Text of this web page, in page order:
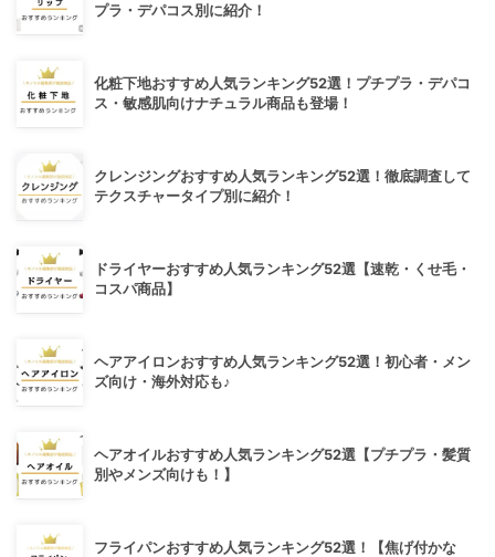
プラ・デパコス別に紹介！
化粧下地おすすめ人気ランキング52選！プチプラ・デパコ
ス・敏感肌向けナチュラル商品も登場！
クレンジングおすすめ人気ランキング52選！徹底調査して
テクスチャータイプ別に紹介！
ドライヤーおすすめ人気ランキング52選【速乾・くせ毛・
コスパ商品】
ヘアアイロンおすすめ人気ランキング52選！初心者・メン
ズ向け・海外対応も♪
ヘアオイルおすすめ人気ランキング52選【プチプラ・髪質
別やメンズ向けも！】
フライパンおすすめ人気ランキング52選！【焦げ付かな